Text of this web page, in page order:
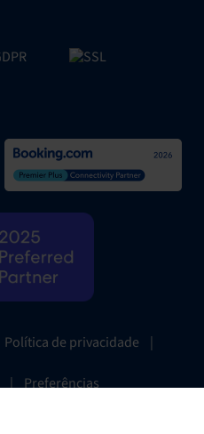
Política de privacidade |
| Preferências